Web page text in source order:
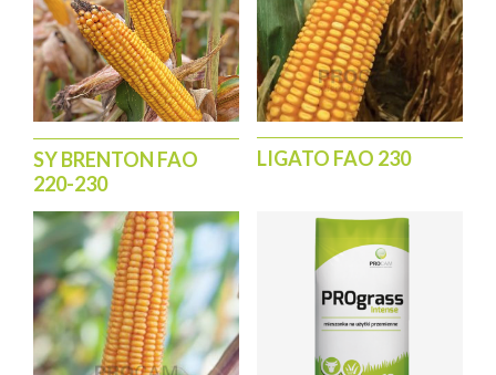
SY BRENTON FAO
220-230
LIGATO FAO 230